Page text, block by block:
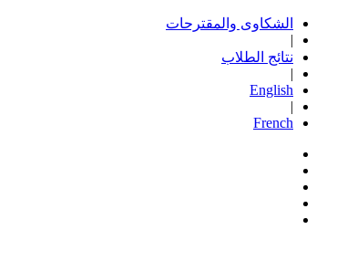
الشكاوى والمقترحات
|
نتائج الطلاب
|
English
|
French